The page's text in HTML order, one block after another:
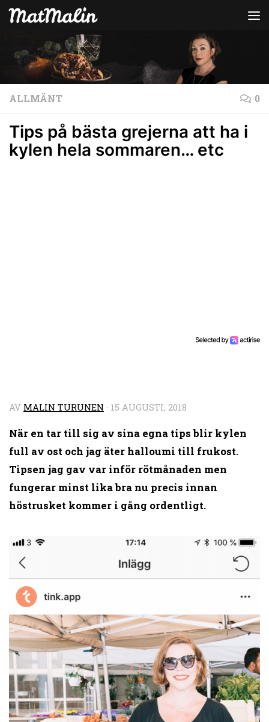
Hoppa till innehåll
ALLMÄNT 0
Tips på bästa grejerna att ha i
kylen hela sommaren… etc
AV MALIN TURUNEN · 15 AUGUSTI, 2018
När en tar till sig av sina egna tips blir kylen
full av ost och jag äter halloumi till frukost.
Tipsen jag gav var inför rötmånaden men
fungerar minst lika bra nu precis innan
höstrusket kommer i gång ordentligt.